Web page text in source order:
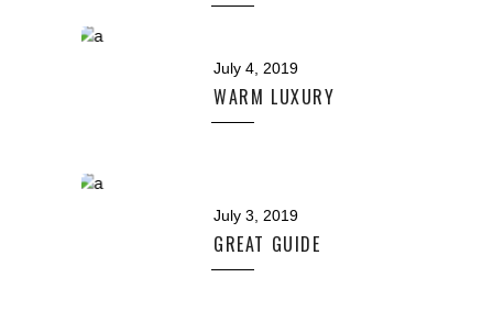
July 4, 2019
WARM LUXURY
July 3, 2019
GREAT GUIDE